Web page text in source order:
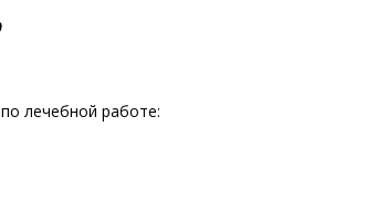
лечебной работе: